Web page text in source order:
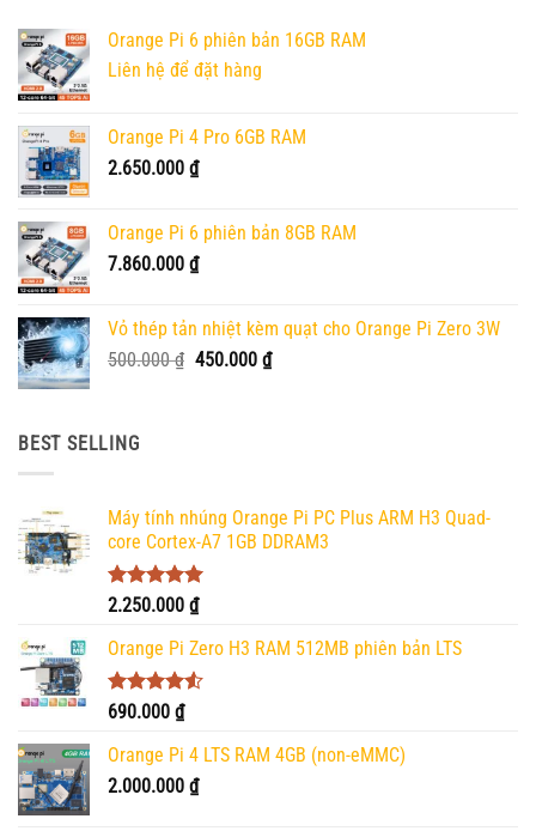
thể.
Các
tùy
chọn
có
thể
được
trên
trang
sản
Orange Pi 6 phiên bản 16GB RAM
Liên hệ để đặt hàng
Orange Pi 4 Pro 6GB RAM
2.650.000 ₫
Orange Pi 6 phiên bản 8GB RAM
7.860.000 ₫
Vỏ thép tản nhiệt kèm quạt cho Orange Pi Zero 3W
500.000₫ Giá
450.000 ₫Giá
BEST SELLING
Máy tính nhúng Orange Pi PC Plus ARM H3 Quad-
core Cortex-A7 1GB DDRAM3
Được xếp
5 sao
2.250.000 ₫
Orange Pi Zero H3 RAM 512MB phiên bản LTS
Được xếp
4.50
5 sao
690.000 ₫
Orange Pi 4 LTS RAM 4GB (non-eMMC)
2.000.000 ₫